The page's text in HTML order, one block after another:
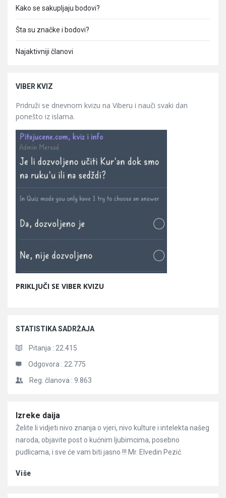
Kako se sakupljaju bodovi?
Šta su značke i bodovi?
Najaktivniji članovi
VIBER KVIZ
Pridruži se dnevnom kvizu na Viberu i nauči svaki dan
ponešto iz islama.
PRIKLJUČI SE VIBER KVIZU
STATISTIKA SADRŽAJA
Pitanja : 22.415
Odgovora : 22.775
Reg. članova : 9.863
Članci
Izreke daija
Želite li vidjeti nivo znanja o vjeri, nivo kulture i intelekta našeg
naroda, objavite post o kućnim ljubimcima, posebno
pudlicama, i sve će vam biti jasno !!! Mr. Elvedin Pezić
Više